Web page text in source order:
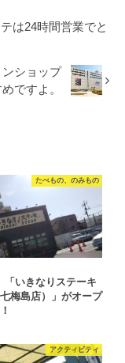
は24時間営業でと
ンショップ
ですよ。
たべもの、のみもの
「いきなりステーキ
七梅島店）」がオープ
アクティビティ